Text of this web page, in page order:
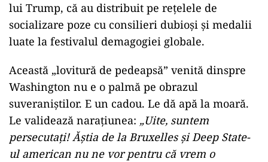
lui Trump, că au distribuit pe rețelele de
socializare poze cu consilieri dubioși și medalii
luate la festivalul demagogiei globale.
Această „lovitură de pedeapsă” venită dinspre
Washington nu e o palmă pe obrazul
suveraniștilor. E un cadou. Le dă apă la moară.
Le validează narațiunea: „Uite, suntem
persecutați! Ăștia de la Bruxelles și Deep State-
ul american nu ne vor pentru că vrem o